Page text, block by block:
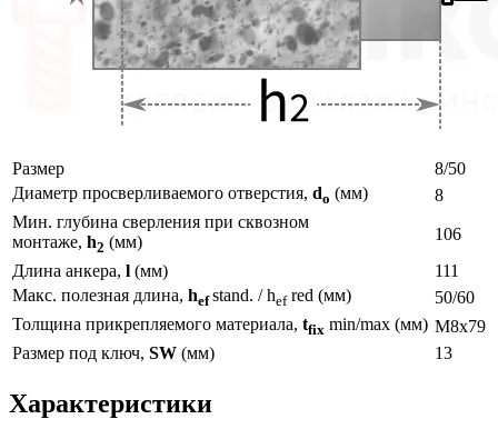
Размер
8/50
Диаметр просверливаемого отверстия, do (мм)
8
Мин. глубина сверления при сквозном
монтаже, h2 (мм)
106
Длина анкера, l (мм)
111
Макс. полезная длина, hefstand. / hefred (мм)
50/60
Толщина прикрепляемого материала, tfix min/max (мм) М8х79
Размер под ключ, SW (мм) 13
Характеристики